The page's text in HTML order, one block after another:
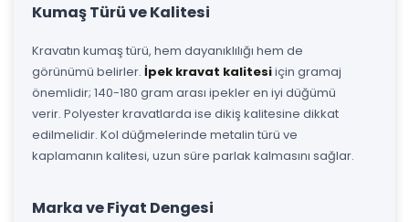
Kumaş Türü ve Kalitesi
Kravatın kumaş türü, hem dayanıklılığı hem de
görünümü belirler. İpek kravat kalitesiiçin gramaj
önemlidir; 140-180 gram arası ipekler en iyi düğümü
verir. Polyester kravatlarda ise dikiş kalitesine dikkat
edilmelidir. Kol düğmelerinde metalin türü ve
kaplamanın kalitesi, uzun süre parlak kalmasını sağlar.
Marka ve Fiyat Dengesi